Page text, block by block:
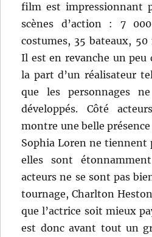
film est impressionnant
scènes d’action : 7
costumes, 35 bateaux, 50
Il est en revanche un peu
la part d’un réalisateur
que les personnages
développés. Côté
montre une belle présence
Sophia Loren ne tiennent
elles sont
acteurs ne se sont pas
tournage, Charlton
que l’actrice soit mieux
est donc avant tout un